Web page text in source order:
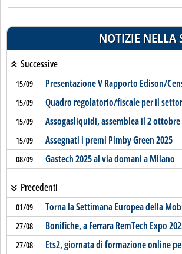
NOTIZIE NELLA
Successive
15/09 Presentazione V Rapporto Edison/
15/09 Quadro regolatorio/fiscale per il
15/09 Assogasliquidi, assemblea il 2 ottobre
15/09 Assegnati i premi Pimby Green 2025
08/09 Gastech 2025 al via domani a Milano
Precedenti
01/09 Torna la Settimana Europea della
27/08 Bonifiche, a Ferrara RemTech Expo
27/08 Ets2, giornata di formazione online